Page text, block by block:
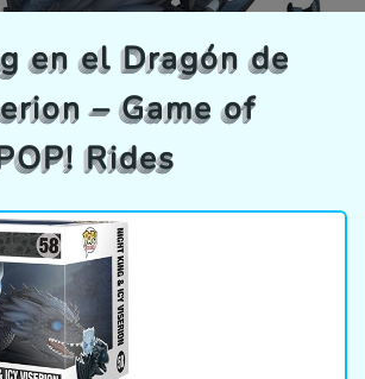
en el Dragón de
– Game of
Rides